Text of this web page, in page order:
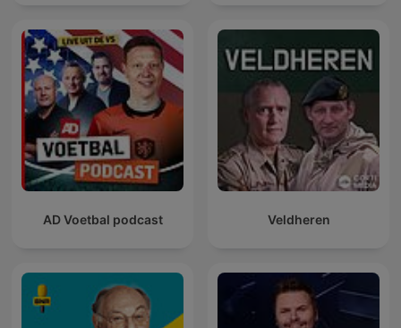
AD Voetbal podcast Veldheren